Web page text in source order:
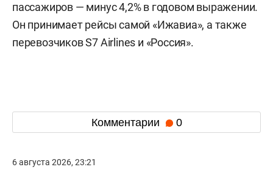
пассажиров — минус 4,2% в годовом выражении.
Он принимает рейсы самой «Ижавиа», а также
перевозчиков S7 Airlines и «Россия».
Комментарии 0
6 августа 2026, 23:21